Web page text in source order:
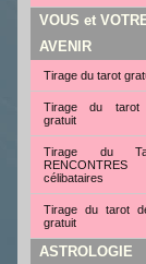
VOUS et
AVENIR
Tirage du tarot
Tirage du tarot
gratuit
Tirage du
célibataires
Tirage du tarot
gratuit
ASTROLOGIE